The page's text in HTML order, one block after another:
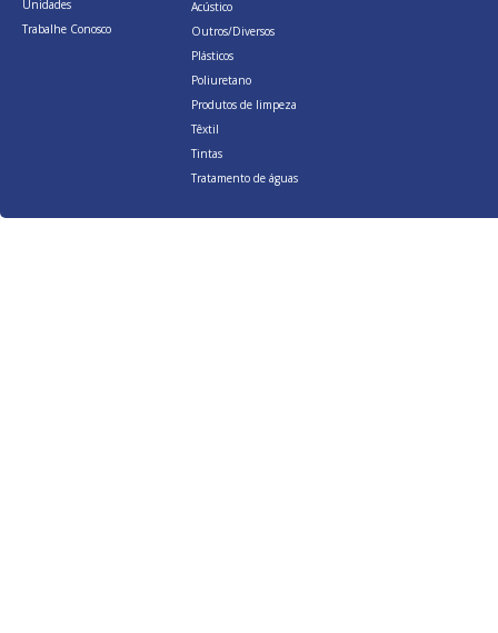
Unidades
Trabalhe Conosco
Acústico
Outros/Diversos
Plásticos
Poliuretano
Produtos de limpeza
Têxtil
Tintas
Tratamento de águas